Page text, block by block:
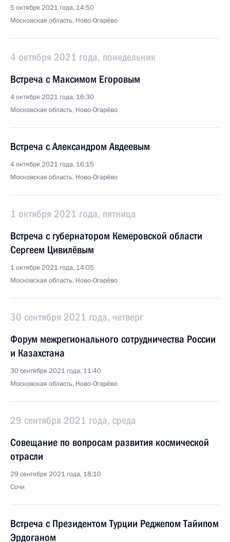
5 октября 2021 года, 14:50
Московская область, Ново-Огарёво
4 октября 2021 года, понедельник
Встреча с Максимом Егоровым
4 октября 2021 года, 16:30
Московская область, Ново-Огарёво
Встреча с Александром Авдеевым
4 октября 2021 года, 16:15
Московская область, Ново-Огарёво
1 октября 2021 года, пятница
Встреча с губернатором Кемеровской области
Сергеем Цивилёвым
1 октября 2021 года, 14:05
Московская область, Ново-Огарёво
30 сентября 2021 года, четверг
Форум межрегионального сотрудничества России
и Казахстана
30 сентября 2021 года, 11:40
Московская область, Ново-Огарёво
29 сентября 2021 года, среда
Совещание по вопросам развития космической
отрасли
29 сентября 2021 года, 18:10
Сочи
Встреча с Президентом Турции Реджепом Тайипом
Эрдоганом